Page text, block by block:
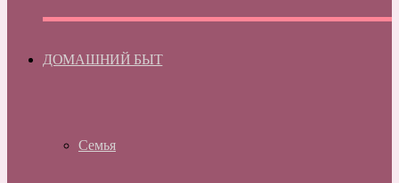
ДОМАШНИЙ БЫТ
Семья